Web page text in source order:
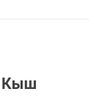
Кыш